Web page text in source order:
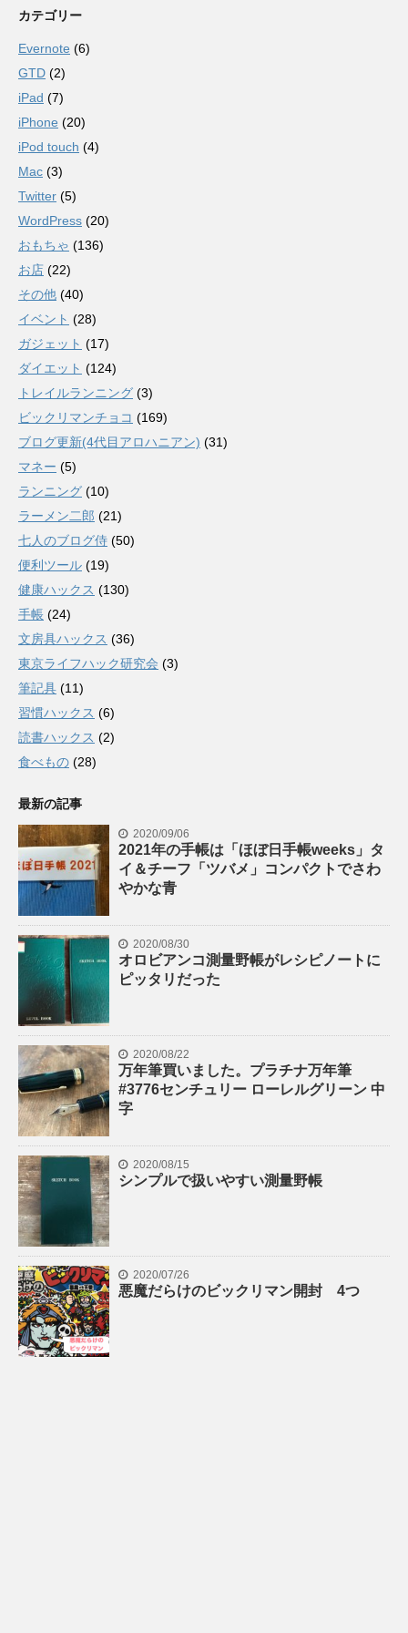
カテゴリー
Evernote (6)
GTD (2)
iPad (7)
iPhone (20)
iPod touch (4)
Mac (3)
Twitter (5)
WordPress (20)
おもちゃ (136)
お店 (22)
その他 (40)
イベント (28)
ガジェット (17)
ダイエット (124)
トレイルランニング (3)
ビックリマンチョコ (169)
ブログ更新(4代目アロハニアン) (31)
マネー (5)
ランニング (10)
ラーメン二郎 (21)
七人のブログ侍 (50)
便利ツール (19)
健康ハックス (130)
手帳 (24)
文房具ハックス (36)
東京ライフハック研究会 (3)
筆記具 (11)
習慣ハックス (6)
読書ハックス (2)
食べもの (28)
最新の記事
2020/09/06
2021年の手帳は「ほぼ日手帳weeks」タ
イ＆チーフ「ツバメ」コンパクトでさわ
やかな青
2020/08/30
オロビアンコ測量野帳がレシピノートに
ピッタリだった
2020/08/22
万年筆買いました。プラチナ万年筆
#3776センチュリー ローレルグリーン 中
字
2020/08/15
シンプルで扱いやすい測量野帳
2020/07/26
悪魔だらけのビックリマン開封 4つ